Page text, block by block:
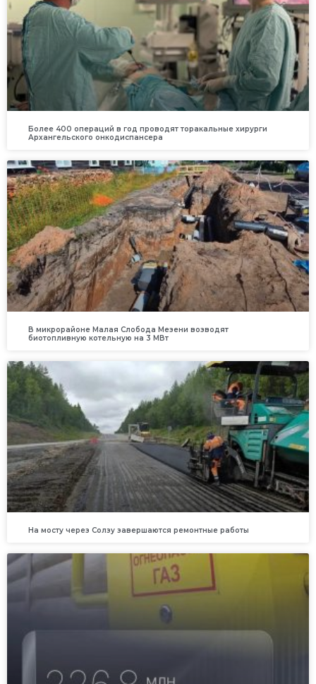
Более 400 операций в год проводят торакальные хирурги
Архангельского онкодиспансера
В микрорайоне Малая Слобода Мезени возводят
биотопливную котельную на 3 МВт
На мосту через Солзу завершаются ремонтные работы